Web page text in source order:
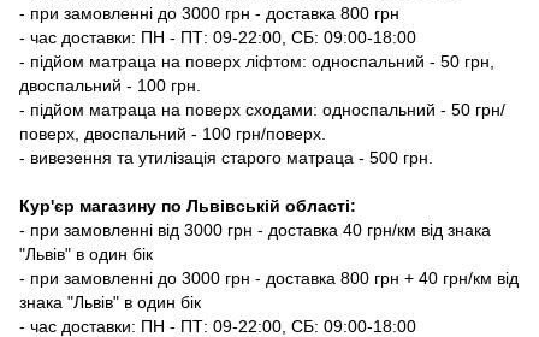
- при замовленні до 3000 грн - доставка 800 грн
- час доставки: ПН - ПТ: 09-22:00, СБ: 09:00-18:00
- підйом матраца на поверх ліфтом: односпальний - 50 грн,
двоспальний - 100 грн.
- підйом матраца на поверх сходами: односпальний - 50 грн/
поверх, двоспальний - 100 грн/поверх.
- вивезення та утилізація старого матраца - 500 грн.
Кур'єр магазину по Львівській області:
- при замовленні від 3000 грн - доставка 40 грн/км від знака
"Львів" в один бік
- при замовленні до 3000 грн - доставка 800 грн + 40 грн/км від
знака "Львів" в один бік
- час доставки: ПН - ПТ: 09-22:00, СБ: 09:00-18:00